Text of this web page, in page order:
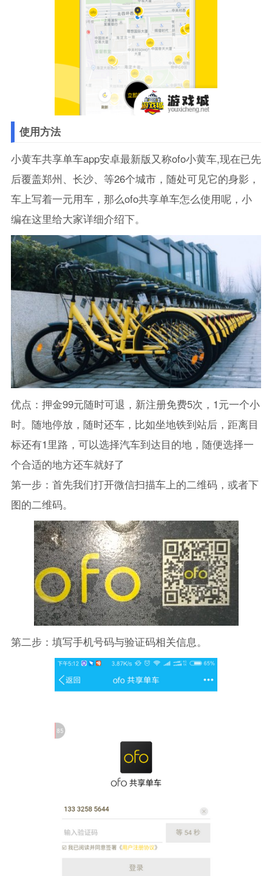
使用方法
小黄车共享单车app安卓最新版又称ofo小黄车,现在已先
后覆盖郑州、长沙、等26个城市，随处可见它的身影，
车上写着一元用车，那么ofo共享单车怎么使用呢，小
编在这里给大家详细介绍下。
优点：押金99元随时可退，新注册免费5次，1元一个小
时。随地停放，随时还车，比如坐地铁到站后，距离目
标还有1里路，可以选择汽车到达目的地，随便选择一
个合适的地方还车就好了
第一步：首先我们打开微信扫描车上的二维码，或者下
图的二维码。
第二步：填写手机号码与验证码相关信息。